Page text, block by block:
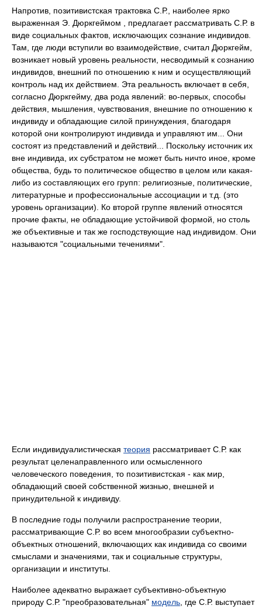
Напротив, позитивистская трактовка С.Р., наиболее ярко
выраженная Э. Дюркгеймом , предлагает рассматривать С.Р. в
виде социальных фактов, исключающих сознание индивидов.
Там, где люди вступили во взаимодействие, считал Дюркгейм,
возникает новый уровень реальности, несводимый к сознанию
индивидов, внешний по отношению к ним и осуществляющий
контроль над их действием. Эта реальность включает в себя,
согласно Дюркгейму, два рода явлений: во-первых, способы
действия, мышления, чувствования, внешние по отношению к
индивиду и обладающие силой принуждения, благодаря
которой они контролируют индивида и управляют им... Они
состоят из представлений и действий... Поскольку источник их
вне индивида, их субстратом не может быть ничто иное, кроме
общества, будь то политическое общество в целом или какая-
либо из составляющих его групп: религиозные, политические,
литературные и профессиональные ассоциации и т.д. (это
уровень организации). Ко второй группе явлений относятся
прочие факты, не обладающие устойчивой формой, но столь
же объективные и так же господствующие над индивидом. Они
называются "социальными течениями".
Если индивидуалистическая теория рассматривает С.Р. как
результат целенаправленного или осмысленного
человеческого поведения, то позитивистская - как мир,
обладающий своей собственной жизнью, внешней и
принудительной к индивиду.
В последние годы получили распространение теории,
рассматривающие С.Р. во всем многообразии субъектно-
объектных отношений, включающих как индивида со своими
смыслами и значениями, так и социальные структуры,
организации и институты.
Наиболее адекватно выражает субъективно-объектную
природу С.Р. "преобразовательная" модель , где С.Р. выступает